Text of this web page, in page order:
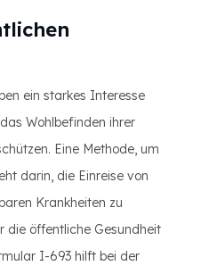
ein starkes Interesse
Wohlbefinden ihrer
Eine Methode, um
darin, die Einreise von
Krankheiten zu
die öffentliche Gesundheit
I-693 hilft bei der